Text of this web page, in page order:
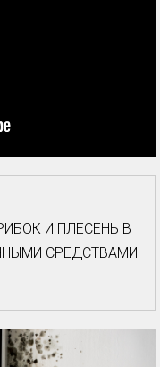
И ПЛЕСЕНЬ В
СРЕДСТВАМИ